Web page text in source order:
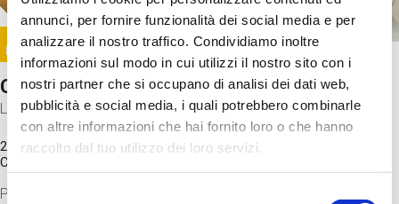
annunci, per fornire funzionalità dei social media e per
analizzare il nostro traffico. Condividiamo inoltre
informazioni sul modo in cui utilizzi il nostro sito con i
nostri partner che si occupano di analisi dei dati web,
pubblicità e social media, i quali potrebbero combinarle
con altre informazioni che hai fornito loro o che hanno
raccolto dal tuo utilizzo dei loro servizi.
Selezione
Image
SUNDAY@STEP
Come funziona il cervello?
Laboratorio
20 Set 2026 / 11:15 - 13:00
Costo
Proveremo a costruire un cervello in cartoncino cercando di